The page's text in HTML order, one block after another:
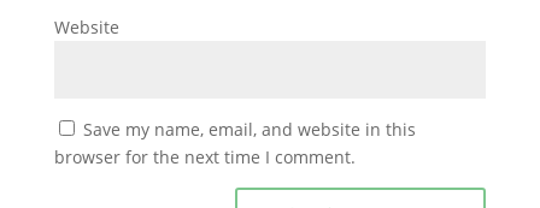
Website
Save my name, email, and website in this
browser for the next time I comment.